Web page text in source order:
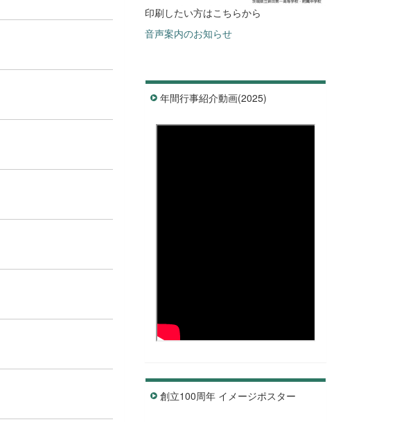
印刷したい方はこちらから
音声案内のお知らせ
年間行事紹介動画(2025)
創立100周年 イメージポスター